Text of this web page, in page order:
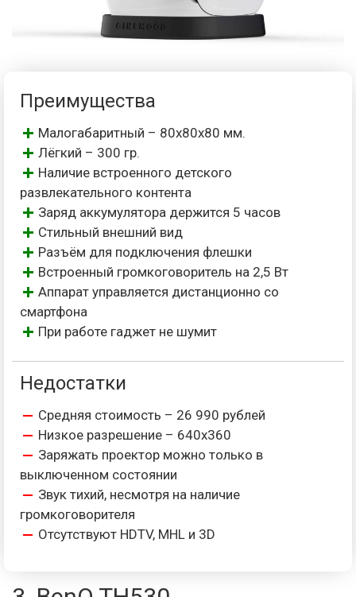
Преимущества
Малогабаритный – 80х80х80 мм.
Лёгкий – 300 гр.
Наличие встроенного детского
развлекательного контента
Заряд аккумулятора держится 5 часов
Стильный внешний вид
Разъём для подключения флешки
Встроенный громкоговоритель на 2,5 Вт
Аппарат управляется дистанционно со
смартфона
При работе гаджет не шумит
Недостатки
Средняя стоимость – 26 990 рублей
Низкое разрешение – 640х360
Заряжать проектор можно только в
выключенном состоянии
Звук тихий, несмотря на наличие
громкоговорителя
Отсутствуют HDTV, MHL и 3D